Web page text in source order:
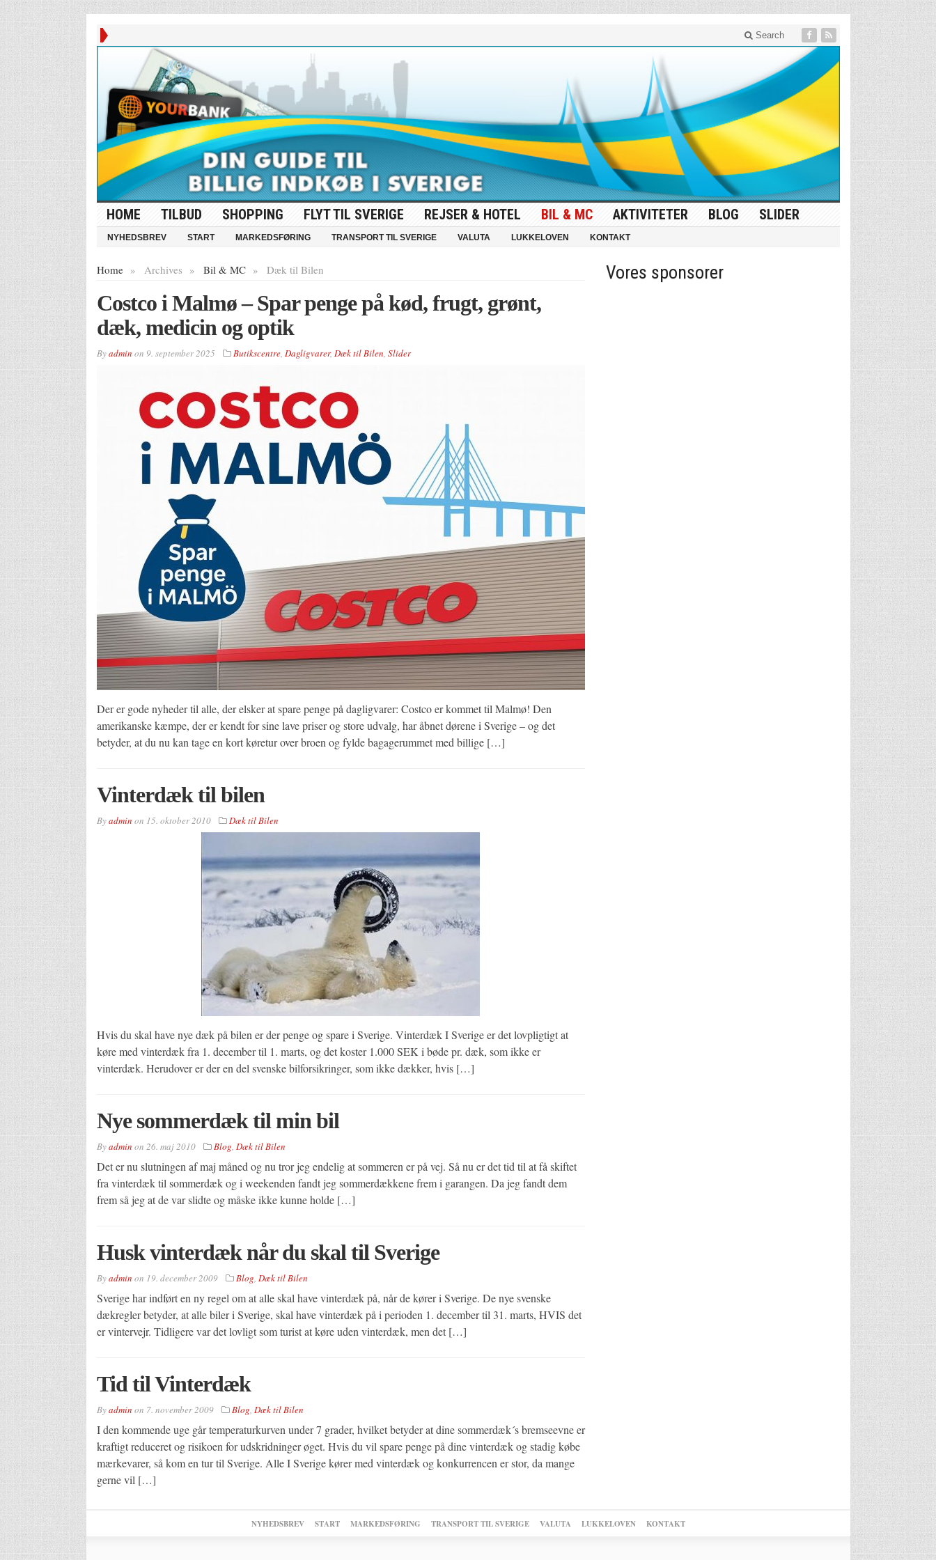
Search
HOME TILBUD SHOPPING FLYT TIL SVERIGE REJSER & HOTEL BIL & MC AKTIVITETER BLOG SLIDER
NYHEDSBREV START MARKEDSFØRING TRANSPORT TIL SVERIGE VALUTA LUKKELOVEN KONTAKT
Home » Archives » Bil & MC » Dæk til Bilen
Costco i Malmø – Spar penge på kød, frugt, grønt,
dæk, medicin og optik
Byadmin on 9. september 2025 Butikscentre, Dagligvarer, Dæk til Bilen, Slider
Der er gode nyheder til alle, der elsker at spare penge på dagligvarer: Costco er kommet til Malmø! Den
amerikanske kæmpe, der er kendt for sine lave priser og store udvalg, har åbnet dørene i Sverige – og det
betyder, at du nu kan tage en kort køretur over broen og fylde bagagerummet med billige […]
Vinterdæk til bilen
Byadmin on 15. oktober 2010 Dæk til Bilen
Hvis du skal have nye dæk på bilen er der penge og spare i Sverige. Vinterdæk I Sverige er det lovpligtigt at
køre med vinterdæk fra 1. december til 1. marts, og det koster 1.000 SEK i bøde pr. dæk, som ikke er
vinterdæk. Herudover er der en del svenske bilforsikringer, som ikke dækker, hvis […]
Nye sommerdæk til min bil
Byadmin on 26. maj 2010 Blog, Dæk til Bilen
Det er nu slutningen af maj måned og nu tror jeg endelig at sommeren er på vej. Så nu er det tid til at få skiftet
fra vinterdæk til sommerdæk og i weekenden fandt jeg sommerdækkene frem i garangen. Da jeg fandt dem
frem så jeg at de var slidte og måske ikke kunne holde […]
Husk vinterdæk når du skal til Sverige
Byadmin on 19. december 2009 Blog, Dæk til Bilen
Sverige har indført en ny regel om at alle skal have vinterdæk på, når de kører i Sverige. De nye svenske
dækregler betyder, at alle biler i Sverige, skal have vinterdæk på i perioden 1. december til 31. marts, HVIS det
er vintervejr. Tidligere var det lovligt som turist at køre uden vinterdæk, men det […]
Tid til Vinterdæk
Byadmin on 7. november 2009 Blog, Dæk til Bilen
I den kommende uge går temperaturkurven under 7 grader, hvilket betyder at dine sommerdæk´s bremseevne er
kraftigt reduceret og risikoen for udskridninger øget. Hvis du vil spare penge på dine vinterdæk og stadig købe
mærkevarer, så kom en tur til Sverige. Alle I Sverige kører med vinterdæk og konkurrencen er stor, da mange
gerne vil […]
Vores sponsorer
NYHEDSBREV START MARKEDSFØRING TRANSPORT TIL SVERIGE VALUTA LUKKELOVEN KONTAKT